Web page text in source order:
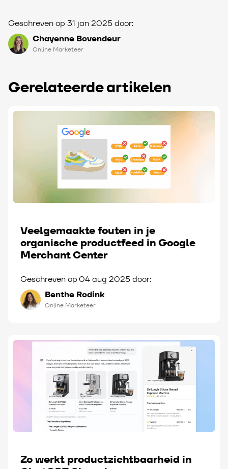
Geschreven op 31 jan 2025 door:
Chayenne Bovendeur
Online Marketeer
Gerelateerde artikelen
Veelgemaakte fouten in je
organische productfeed in Google
Merchant Center
Geschreven op 04 aug 2025 door:
Benthe Rodink
Online Marketeer
Zo werkt productzichtbaarheid in